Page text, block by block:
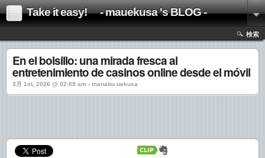
Take it easy! - mauekusa 's BLOG -
検索
En el bolsillo: una mirada fresca al
entretenimiento de casinos online desde el móvil
3月 1st, 2026 @ 02:09 am › manabu uekusa